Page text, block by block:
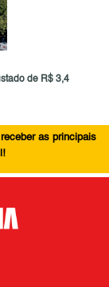
de R$ 3,4
as principais